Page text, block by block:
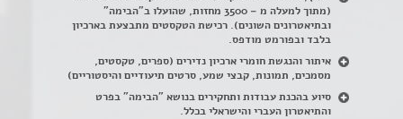
(מתוך למעלה מ – 3500 מחזות, שהועלו ב"הבימה"
ובתיאטרונים השונים). רכישת הטקסטים מתבצעת בארכיון
בלבד ובפורמט מודפס.
איתור והנגשת חומרי ארכיון נדירים (ספרים, טקסטים,
מסמכים, תמונות, קבצי שמע, סרטים תיעודיים והיסטוריים)
סיוע בהכנת עבודות ותחקירים בנושא "הבימה" בפרט
והתיאטרון העברי והישראלי בכלל.